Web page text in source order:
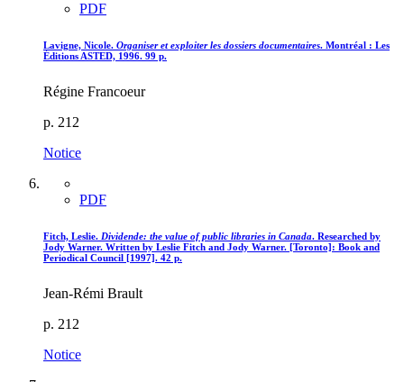
PDF
Lavigne, Nicole. Organiser et exploiter les dossiers documentaires. Montréal : Les
Éditions ASTED, 1996. 99 p.
Régine Francoeur
p. 212
Notice
PDF
Fitch, Leslie. Dividende: the value of public libraries in Canada. Researched by
Jody Warner. Written by Leslie Fitch and Jody Warner. [Toronto]: Book and
Periodical Council [1997]. 42 p.
Jean-Rémi Brault
p. 212
Notice